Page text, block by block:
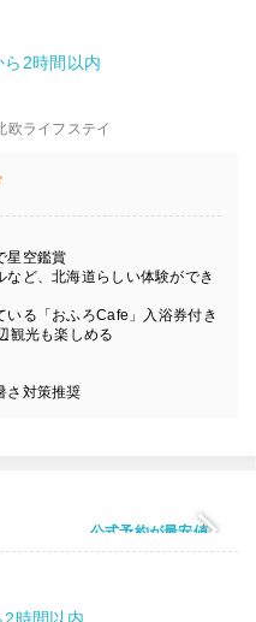
2時間以内
欧ライフステイ
星空鑑賞
ど、北海道らしい体験ができ
る「おふろCafe」入浴券付き
観光も楽しめる
さ対策推奨
公式予約が最安値